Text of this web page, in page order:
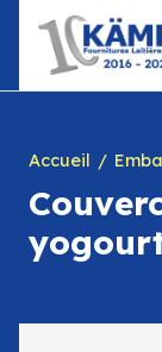
contenu
Accueil